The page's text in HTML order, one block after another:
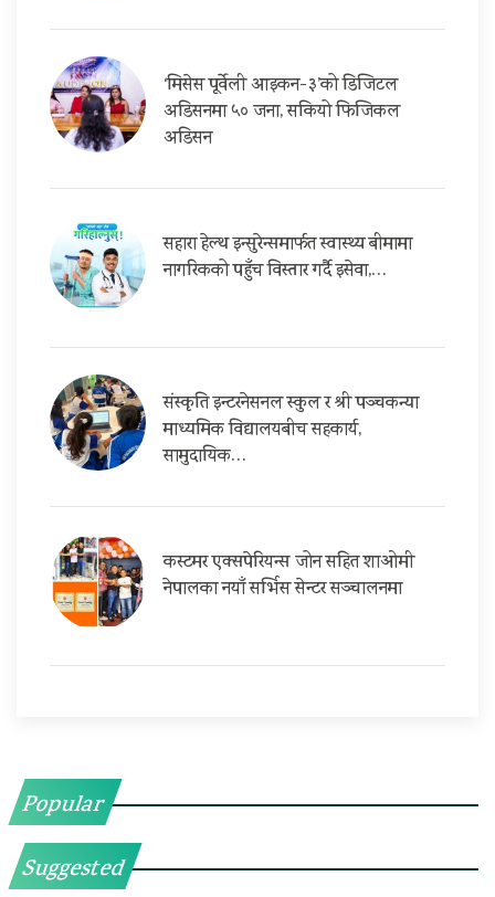
‘मिसेस पूर्वेली आइकन-३’को डिजिटल
अडिसनमा ५० जना, सकियो फिजिकल
अडिसन
सहारा हेल्थ इन्सुरेन्समार्फत स्वास्थ्य बीमामा
नागरिकको पहुँच विस्तार गर्दै इसेवा,…
संस्कृति इन्टरनेसनल स्कुल र श्री पञ्चकन्या
माध्यमिक विद्यालयबीच सहकार्य,
सामुदायिक…
कस्टमर एक्सपेरियन्स जोन सहित शाओमी
नेपालका नयाँ सर्भिस सेन्टर सञ्चालनमा
Popular
Suggested